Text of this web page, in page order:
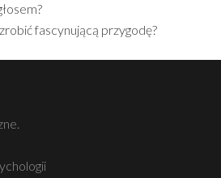
fascynującą przygodę?